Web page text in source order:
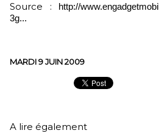
Source :
http://
3g...
MARDI 9 JUIN 2009
A lire également